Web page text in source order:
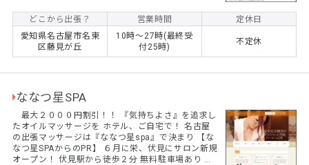
だきます。 (初回)至福の120分☆アロマリンパマッ
サージ 通常価格￥12,300 ⇒ ¥9,800+交通費
(初回)たっぷり150分☆アロマリンパマッサージ
通常価格￥15,300 ⇒ ¥12,800円+交通費 ※もみ
ほぐし・整体も同価格でご...
どこから出張？ 営業時間
定休日
愛知県名古屋市名東
区藤見が丘
10時～27時(最終受
付25時)
不定休
ななつ星SPA
最大２０００円割引！！ 『気持ちよさ』を追求し
たオイルマッサージを ホテル、ご自宅で！ 名古屋
の出張マッサージは『ななつ星spa』で決まり 【な
なつ星SPAからのPR】 ６月に栄、伏見にサロン新規
オープン！ 伏見駅から徒歩２分 無料駐車場あり 完